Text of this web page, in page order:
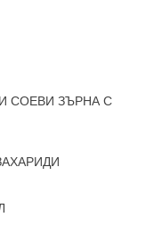
СОЕВИ ЗЪРНА С